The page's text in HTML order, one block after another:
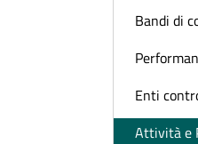
Bandi di
Enti
Attività e